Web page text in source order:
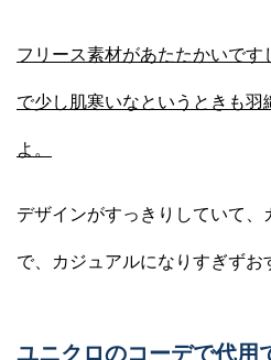
フリース素材があたたかいで
で少し肌寒いなというときも
よ。
デザインがすっきりしていて
で、カジュアルになりすぎずお
ユニクロのコーデで代用